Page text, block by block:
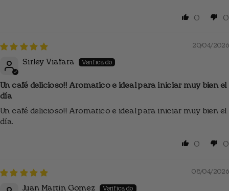
0 0
20/04/2026
Sirley Viafara
Un café delicioso!! Aromatico e ideal para iniciar muy bien el
día
Un café delicioso!! Aromatico e ideal para iniciar muy bien el
día.
0 0
08/04/2026
Juan Martin Gomez